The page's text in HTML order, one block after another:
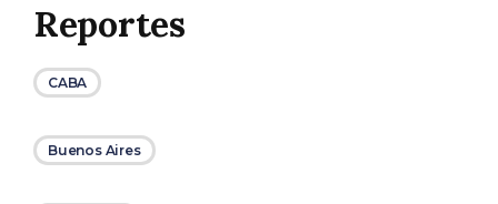
Reportes
CABA
Buenos Aires